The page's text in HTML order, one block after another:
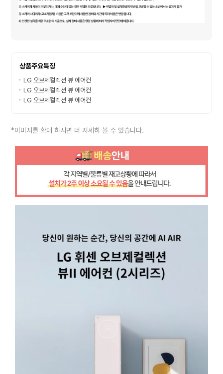
상품주요특징
LG 오브제컬렉션 뷰 에어컨
LG 오브제컬렉션 뷰 에어컨
LG 오브제컬렉션 뷰 에어컨
*이미지를 확대 하시면 더 자세히 볼 수 있습니다.